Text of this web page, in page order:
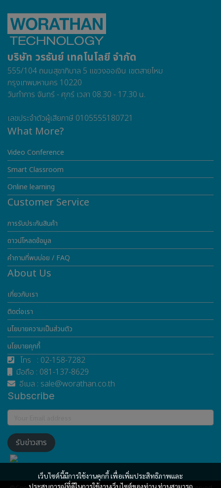
เว็บไซต์นี้มีการใช้งานคุกกี้ เพื่อเพิ่มประสิทธิภาพและ
ประสบการณ์ที่ดีในการใช้งานเว็บไซต์ของท่าน ท่านสามารถ
บริษัท วรธันย์ เทคโนโลยี จำกัด
555/104 ถนนสุขาภิบาล 5 แขวงออเงิน เขตสายไหม
กรุงเทพมหานคร 10220
วันทำการ จันทร์ - ศุกร์ เวลา 08.30 - 17.30 น.
เลขประจำตัวผู้เสียภาษี 0105555180721
What More?
Video Conference
Smart Classroom
Online learning
Customer Service
การรับประกันสินค้า
ดาวน์โหลดข้อมูล
คำถามที่พบบ่อย / FAQ
About Us
เกี่ยวกับเรา
ติดต่อเรา
นโยบายความเป็นส่วนตัว
นโยบายคุกกี้
โทร : 02-158-7282
มือถือ : 081-137-8629
อีเมล : sale@worathan.co.th
Subscribe
รับข่าวสาร